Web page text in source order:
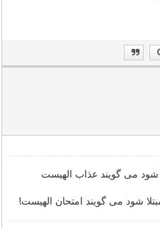
شود می گویند عذاب الهیست
شود می گویند امتحان الهیست!